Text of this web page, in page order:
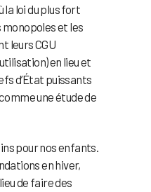
la loi du plus fort
monopoles et les
leurs CGU
en lieu et
d’État puissants
une étude de
pour nos enfants.
en hiver,
de faire des